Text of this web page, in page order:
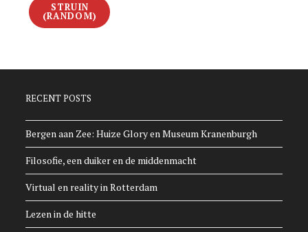
STRUIN
(RANDOM)
RECENT POSTS
Bergen aan Zee: Huize Glory en Museum Kranenburgh
Filosofie, een duiker en de middenmacht
Virtual en reality in Rotterdam
Lezen in de hitte